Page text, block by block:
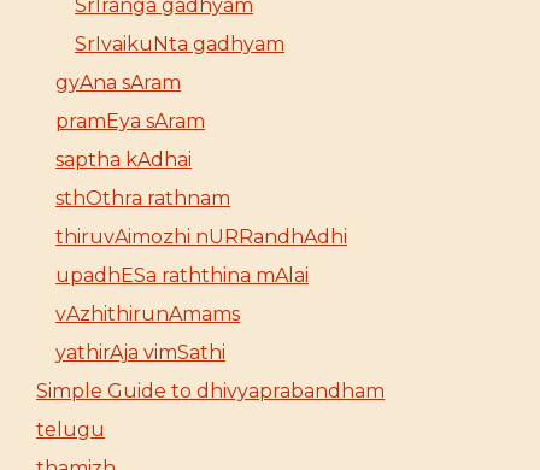
SrIranga gadhyam
SrIvaikuNta gadhyam
gyAna sAram
pramEya sAram
saptha kAdhai
sthOthra rathnam
thiruvAimozhi nURRandhAdhi
upadhESa raththina mAlai
vAzhithirunAmams
yathirAja vimSathi
Simple Guide to dhivyaprabandham
telugu